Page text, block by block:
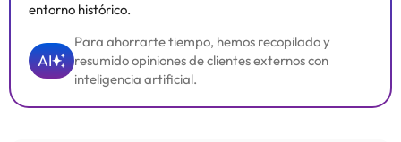
entorno histórico.
AI
Para ahorrarte tiempo, hemos recopilado y
resumido opiniones de clientes externos con
inteligencia artificial.